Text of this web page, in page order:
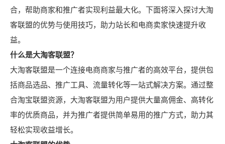
合，帮助商家和推广者实现利益最大化。下面将深入探讨大淘
客联盟的优势与使用技巧，助力站长和电商卖家快速提升收
益。
什么是大淘客联盟？
大淘客联盟是一个连接电商商家与推广者的高效平台，提供包
括商品选品、推广工具、流量转化等一站式解决方案。通过整
合淘宝联盟资源，大淘客联盟为用户提供大量高佣金、高转化
率的优质商品，并为推广者提供简单易用的推广方式，助力其
轻松实现收益增长。